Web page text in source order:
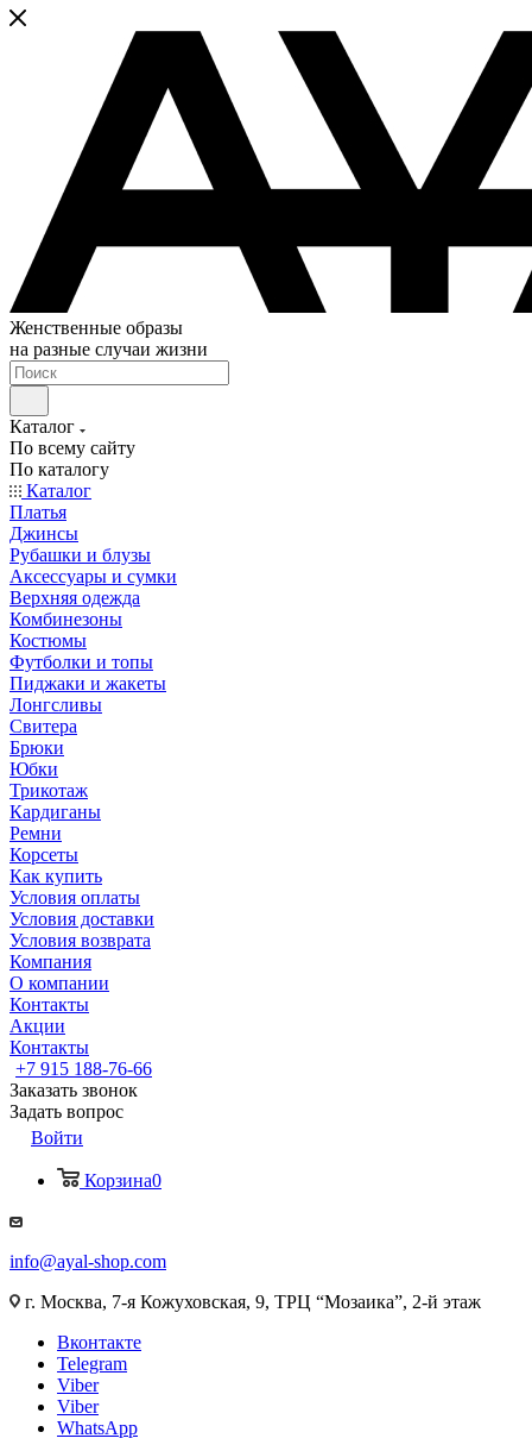
Женственные образы
на разные случаи жизни
Каталог
По всему сайту
По каталогу
Каталог
Платья
Джинсы
Рубашки и блузы
Аксессуары и сумки
Верхняя одежда
Комбинезоны
Костюмы
Футболки и топы
Пиджаки и жакеты
Лонгсливы
Свитера
Брюки
Юбки
Трикотаж
Кардиганы
Ремни
Корсеты
Как купить
Условия оплаты
Условия доставки
Условия возврата
Компания
О компании
Контакты
Акции
Контакты
+7 915 188-76-66
Заказать звонок
Задать вопрос
Войти
Корзина0
info@ayal-shop.com
г. Москва, 7-я Кожуховская, 9, ТРЦ “Мозаика”, 2-й этаж
Вконтакте
Telegram
Viber
Viber
WhatsApp